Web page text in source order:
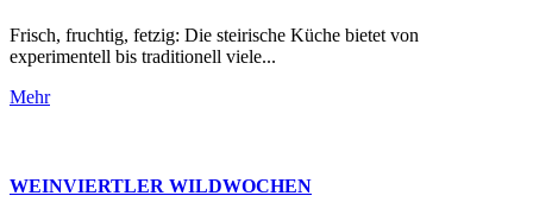
Frisch, fruchtig, fetzig: Die steirische Küche bietet von
experimentell bis traditionell viele...
Mehr
WEINVIERTLER WILDWOCHEN